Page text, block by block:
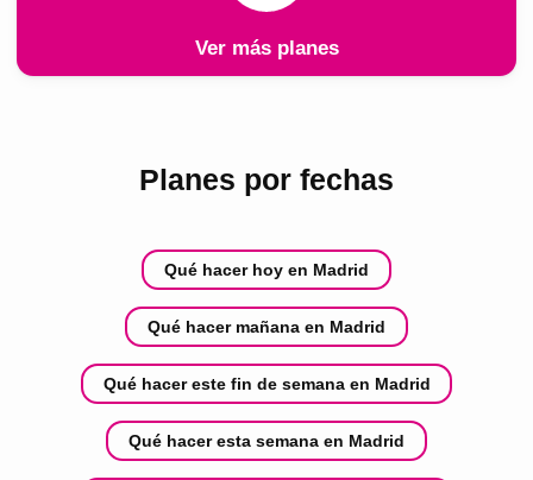
Ver más planes
Planes por fechas
Qué hacer hoy en Madrid
Qué hacer mañana en Madrid
Qué hacer este fin de semana en Madrid
Qué hacer esta semana en Madrid